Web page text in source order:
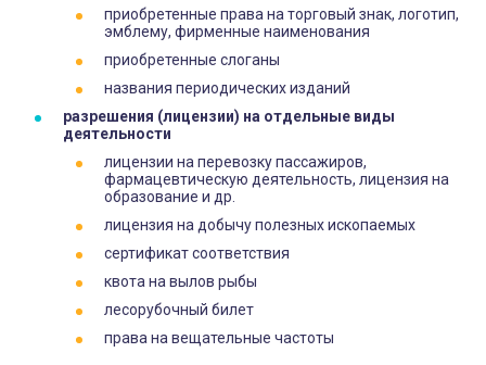
приобретенные права на торговый знак, логотип,
эмблему, фирменные наименования
приобретенные слоганы
названия периодических изданий
разрешения (лицензии) на отдельные виды
деятельности
лицензии на перевозку пассажиров,
фармацевтическую деятельность, лицензия на
образование и др.
лицензия на добычу полезных ископаемых
сертификат соответствия
квота на вылов рыбы
лесорубочный билет
права на вещательные частоты